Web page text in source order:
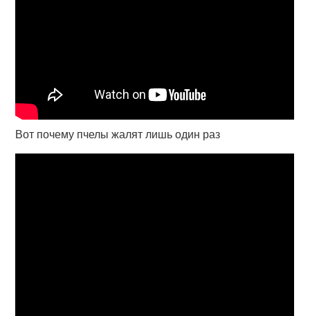
Вот почему пчелы жалят лишь один раз